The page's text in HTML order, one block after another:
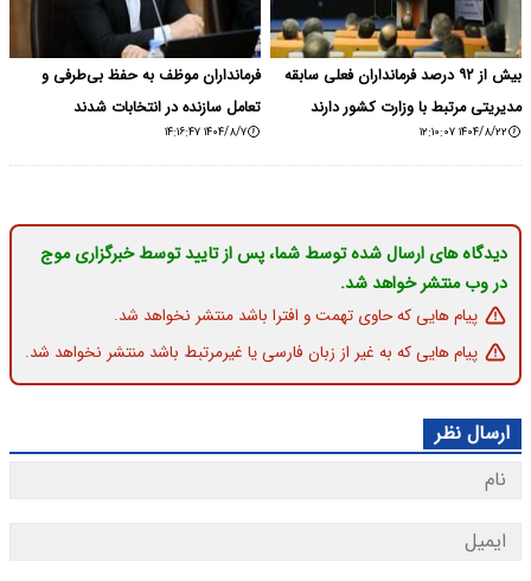
بیش از ۹۲ درصد فرمانداران فعلی سابقه
مدیریتی مرتبط با وزارت کشور دارند
۱۴۰۴/۸/۲۲ ۱۲:۱۰:۰۷
فرمانداران موظف به حفظ بی‌طرفی و
تعامل سازنده در انتخابات شدند
۱۴۰۴/۸/۷ ۱۴:۱۶:۴۷
دیدگاه های ارسال شده توسط شما، پس از تایید توسط خبرگزاری موج
در وب منتشر خواهد شد.
پیام هایی که حاوی تهمت و افترا باشد منتشر نخواهد شد.
پیام هایی که به غیر از زبان فارسی یا غیرمرتبط باشد منتشر نخواهد شد.
ارسال نظر